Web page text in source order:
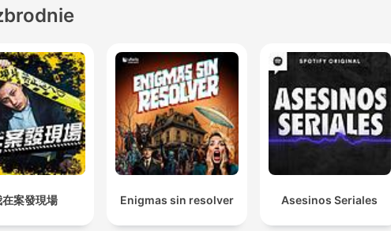
案發現場 Enigmas sin resolver Asesinos Seriales